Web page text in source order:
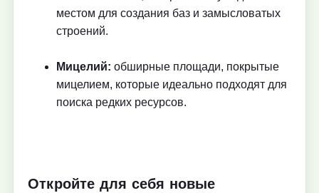
местом для создания баз и замысловатых
строений.
Мицелий: обширные площади, покрытые
мицелием, которые идеально подходят для
поиска редких ресурсов.
Откройте для себя новые